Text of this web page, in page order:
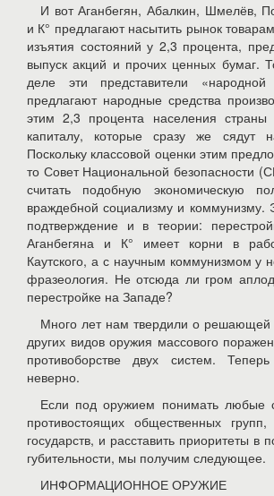
И вот Аганбегян, Абалкин, Шмелёв,
и К° предлагают насытить рынок
изъятия состояний у 2,3 процента,
выпуск акций и прочих ценных бумаг.
деле эти представители «народной
предлагают народные средства
этим 2,3 процента населения страны
капиталу, которые сразу же сядут
Поскольку классовой оценки этим
то Совет Национальной безопасности
считать подобную экономическую
враждебной социализму и коммунизму.
подтверждение и в теории:
Аганбегяна и К° имеет корни в
Каутского, а с научным коммунизмом у
фразеология. Не отсюда ли гром
перестройке на Западе?
Много лет нам твердили о решающей
других видов оружия массового
противоборстве двух систем.
неверно.
Если под оружием понимать любые
противостоящих общественных
государств, и расставить приоритеты в
губительности, мы получим следующее.
ИНФОРМАЦИОННОЕ ОРУЖИЕ